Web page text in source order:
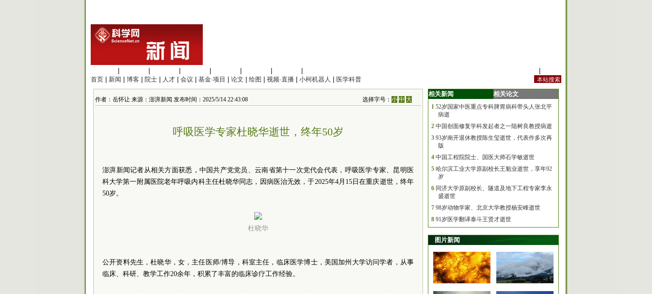
首页
新闻 博客 院士 人才 会议 基金·项目 论文 绘图 视频·直播 小柯机器人 医学科普
作者：岳怀让 来源：澎湃新闻 发布时间：2025/5/14 22:43:08 选择字号：小 中 大
呼吸医学专家杜晓华逝世，终年50岁
澎湃新闻记者从相关方面获悉，中国共产党党员、云南省第十一次党代会代表，呼吸医学专家、昆明医
科大学第一附属医院老年呼吸内科主任杜晓华同志，因病医治无效，于2025年4月15日在重庆逝世，终年
50岁。
杜晓华
公开资料先生，杜晓华，女，主任医师/博导，科室主任，临床医学博士，美国加州大学访问学者，从事
临床、科研、教学工作20余年，积累了丰富的临床诊疗工作经验。
相关新闻 相关论文
1 52岁国家中医重点专科脾胃病科带头人张北平
病逝
2 中国创面修复学科发起者之一陆树良教授病逝
3 93岁南开退休教授陈生玺逝世，代表作多次再
版
4 中国工程院院士、国医大师石学敏逝世
5 哈尔滨工业大学原副校长王魁业逝世，享年92
岁
6 同济大学原副校长、隧道及地下工程专家李永
盛逝世
7 98岁动物学家、北京大学教授杨安峰逝世
8 91岁医学翻译泰斗王贤才逝世
图片新闻